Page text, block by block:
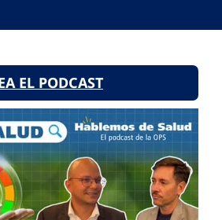
EL PODCAST